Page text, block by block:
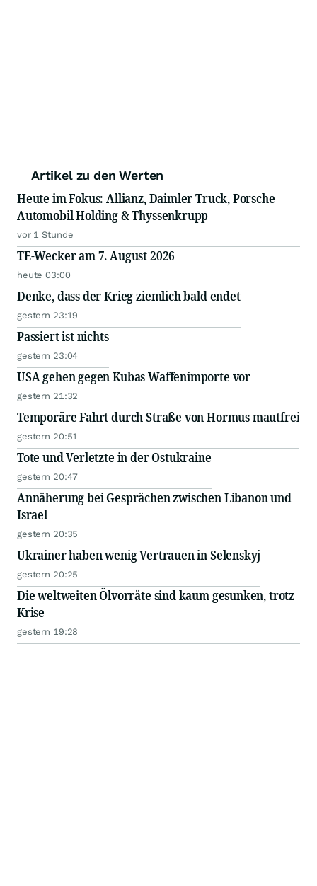
Artikel zu den Werten
Heute im Fokus: Allianz, Daimler Truck, Porsche
Automobil Holding & Thyssenkrupp
vor 1 Stunde
TE-Wecker am 7. August 2026
heute 03:00
Denke, dass der Krieg ziemlich bald endet
gestern 23:19
Passiert ist nichts
gestern 23:04
USA gehen gegen Kubas Waffenimporte vor
gestern 21:32
Temporäre Fahrt durch Straße von Hormus mautfrei
gestern 20:51
Tote und Verletzte in der Ostukraine
gestern 20:47
Annäherung bei Gesprächen zwischen Libanon und
Israel
gestern 20:35
Ukrainer haben wenig Vertrauen in Selenskyj
gestern 20:25
Die weltweiten Ölvorräte sind kaum gesunken, trotz
Krise
gestern 19:28